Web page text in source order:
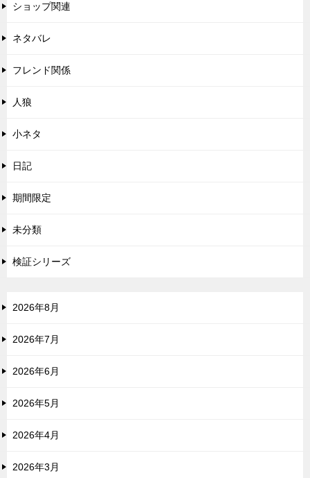
ショップ関連
ネタバレ
フレンド関係
人狼
小ネタ
日記
期間限定
未分類
検証シリーズ
2026年8月
2026年7月
2026年6月
2026年5月
2026年4月
2026年3月